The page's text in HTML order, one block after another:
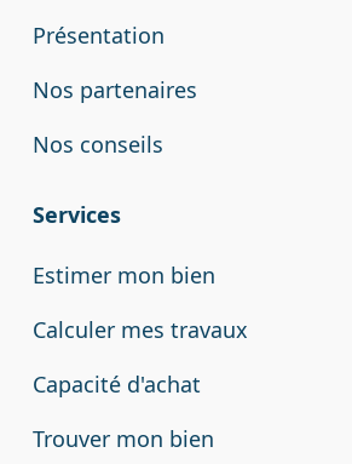
Présentation
Nos partenaires
Nos conseils
Services
Estimer mon bien
Calculer mes travaux
Capacité d'achat
Trouver mon bien